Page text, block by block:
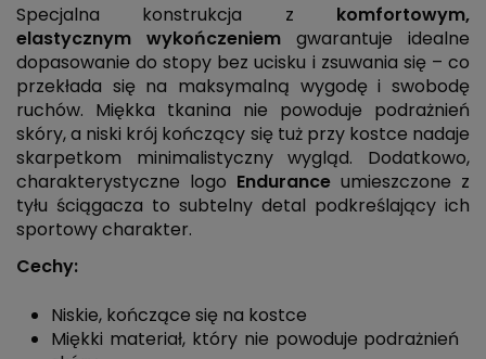
Specjalna konstrukcja z komfortowym,
elastycznym wykończeniem gwarantuje idealne
dopasowanie do stopy bez ucisku i zsuwania się – co
przekłada się na maksymalną wygodę i swobodę
ruchów. Miękka tkanina nie powoduje podrażnień
skóry, a niski krój kończący się tuż przy kostce nadaje
skarpetkom minimalistyczny wygląd. Dodatkowo,
charakterystyczne logo Endurance umieszczone z
tyłu ściągacza to subtelny detal podkreślający ich
sportowy charakter.
Cechy:
Niskie, kończące się na kostce
Miękki materiał, który nie powoduje podrażnień